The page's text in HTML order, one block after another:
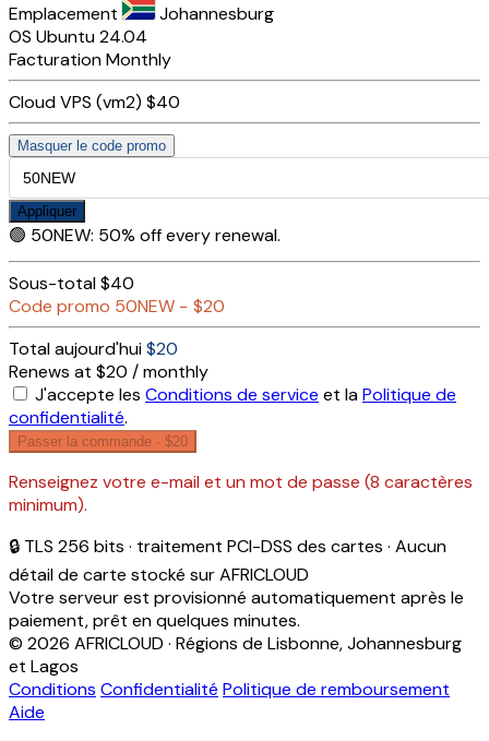
Emplacement
Johannesburg
OS Ubuntu 24.04
FacturationMonthly
Cloud VPS (vm2) $40
Masquer le code promo
Appliquer
🟢 50NEW: 50% off every renewal.
Sous-total$40
Code promo 50NEW − $20
Total aujourd'hui$20
Renews at $20 / monthly
J'accepte les Conditions de service et laPolitique de
confidentialité.
Passer la commande · $20
Renseignez votre e-mail et un mot de passe (8 caractères
minimum).
🔒 TLS 256 bits · traitement PCI-DSS des cartes · Aucun
détail de carte stocké sur AFRICLOUD
Votre serveur est provisionné automatiquement après le
paiement, prêt en quelques minutes.
© 2026 AFRICLOUD · Régions de Lisbonne, Johannesburg
et Lagos
Conditions Confidentialité Politique de remboursement
Aide